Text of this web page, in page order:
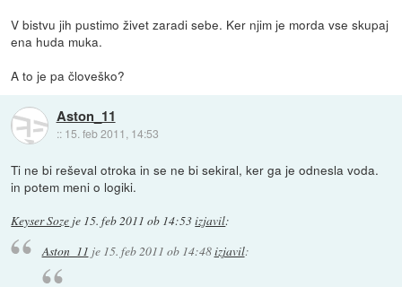
V bistvu jih pustimo živet zaradi sebe. Ker njim je morda vse skupaj
ena huda muka.
A to je pa človeško?
Aston_11
:: 15. feb 2011, 14:53
Ti ne bi reševal otroka in se ne bi sekiral, ker ga je odnesla voda.
in potem meni o logiki.
Keyser Soze je 15. feb 2011 ob 14:53izjavil:
Aston_11 je 15. feb 2011 ob 14:48izjavil: